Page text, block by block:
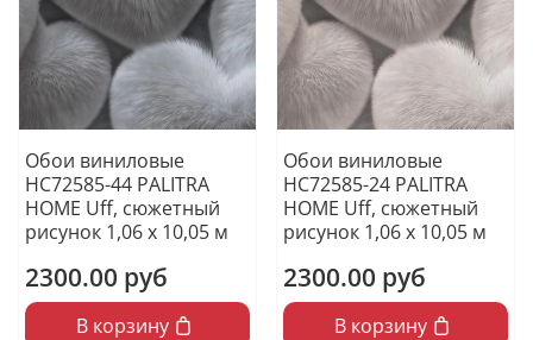
Обои виниловые
HC72585-44 PALITRA
HOME Uff, сюжетный
рисунок 1,06 х 10,05 м
2300.00 руб
В корзину
Обои виниловые
HC72585-24 PALITRA
HOME Uff, сюжетный
рисунок 1,06 х 10,05 м
2300.00 руб
В корзину